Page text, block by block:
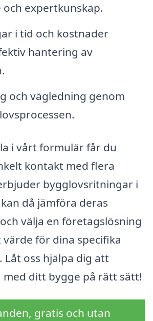
expertkunskap.
i tid och kostnader
hantering av
och vägledning genom
i vårt formulär får du
kontakt med flera
bygglovsritningar i
då jämföra deras
välja en företagslösning
för dina specifika
oss hjälpa dig att
med ditt bygge på rätt sätt!
gratis och utan